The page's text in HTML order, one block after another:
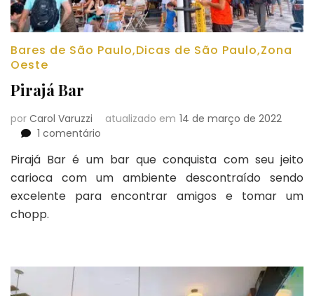
Bares de São Paulo,Dicas de São Paulo,Zona
Oeste
Pirajá Bar
por Carol Varuzzi atualizado em 14 de março de 2022
1 comentário
Bar
Pirajá Bar é um bar que conquista com seu jeito
carioca com um ambiente descontraído sendo
excelente para encontrar amigos e tomar um
chopp.